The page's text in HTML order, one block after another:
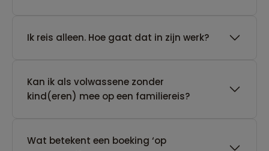
​Ik reis alleen. Hoe gaat dat in zijn werk?
Kan ik als volwassene zonder
kind(eren) mee op een familiereis?
Wat betekent een boeking ‘op